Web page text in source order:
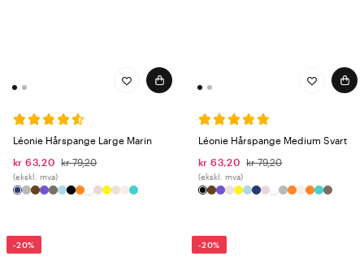
Léonie Hårspange Large Marin
kr 63,20 kr 79,20
(ekskl. mva)
Léonie Hårspange Medium Svart
kr 63,20 kr 79,20
(ekskl. mva)
-20% -20%